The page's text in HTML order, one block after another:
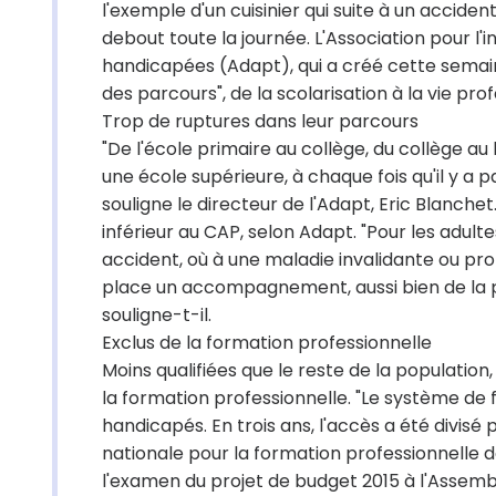
l'exemple d'un cuisinier qui suite à un
debout toute la journée. L'Association pour
handicapées (Adapt), qui a créé cette
des parcours", de la scolarisation à la vie
Trop de ruptures dans leur parcours
"De l'école primaire au collège, du collège
une école supérieure, à chaque fois qu'il y a
souligne le directeur de l'Adapt, Eric
inférieur au CAP, selon Adapt. "Pour les
accident, où à une maladie invalidante ou
place un accompagnement, aussi bien de
souligne-t-il.
Exclus de la formation professionnelle
Moins qualifiées que le reste de la
la formation professionnelle. "Le système
handicapés. En trois ans, l'accès a été divisé
nationale pour la formation professionnelle
l'examen du projet de budget 2015 à